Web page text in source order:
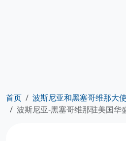
首页
波斯尼亚和黑塞哥维那大
波斯尼亚-黑塞哥维那驻美国华